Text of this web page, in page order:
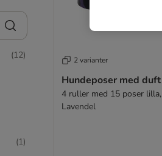
(12)
(1)
2 varianter
Hundeposer med duft
4 ruller med 15 poser lilla,
Lavendel